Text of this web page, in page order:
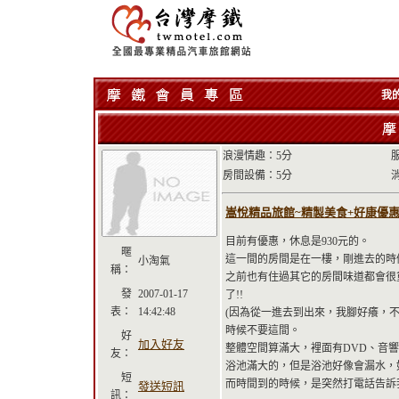
我
暱
稱：
小淘氣
發
表：
2007-01-17
14:42:48
好
友：
加入好友
短
訊：
發送短訊
浪漫情趣：5分
房間設備：5分
嵩悅精品旅館~精製美食+好康優
目前有優惠，休息是930元的。
這一間的房間是在一樓，剛進去的
之前也有住過其它的房間味道都會
了!!
(因為從一進去到出來，我腳好癢，
時候不要這間。
整體空間算滿大，裡面有DVD、音
浴池滿大的，但是浴池好像會漏水
而時間到的時候，是突然打電話告